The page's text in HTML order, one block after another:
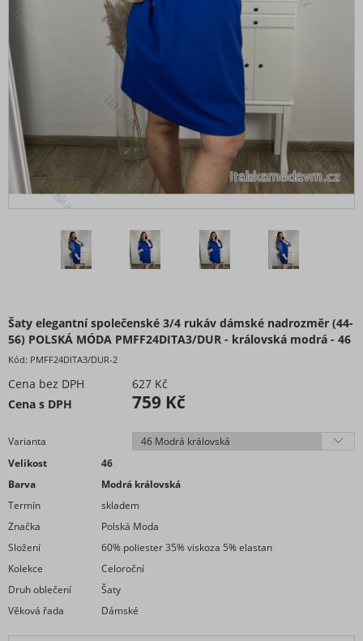
Šaty boho
Šaty carmen přes prsa
Šaty dlouhé maxi
Šaty do kanceláře
Šaty elegantní
Šaty extravagantní
Šaty flitrové
Šaty jarní
Šaty košilové
Šaty koženkové
Šaty krátké - minišaty
Šaty maxi dlouhé
Šaty nadrozměrné XXL+ pro Boubelky
Šaty nadrozměrné XXL+ pro Boubelky
Šaty plátěné
Šaty pletené a úpletové
Šaty pouzdrové
Šaty romantické
Šaty Silvestrovské
Šaty společenské
Šaty sportovní
Šaty Vánoční
Šaty elegantní společenské 3/4 rukáv dámské nadrozměr (44-
56) POLSKÁ MÓDA PMFF24DITA3/DUR - královská modrá - 46
Kód: PMFF24DITA3/DUR-2
Cena bez DPH
627 Kč
Cena s DPH
759 Kč
Varianta
Velikost
46
Barva
Modrá královská
Termín
skladem
Značka
Polská Moda
Složení
60% poliester 35% viskoza 5% elastan
Kolekce
Celoroční
Druh oblečení
Šaty
Věková řada
Dámské